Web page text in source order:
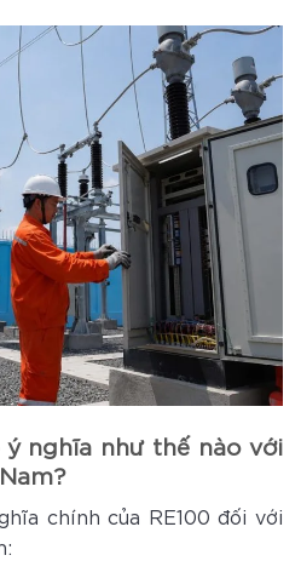
ý nghĩa như thế nào với
chính của RE100 đối với